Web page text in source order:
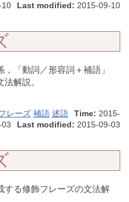
10 Last modified: 2015-09-10
，「動詞／形容詞＋補語」
解説。
レーズ 補語 述語 Time: 2015-
Last modified: 2015-09-03
する修飾フレーズの文法解